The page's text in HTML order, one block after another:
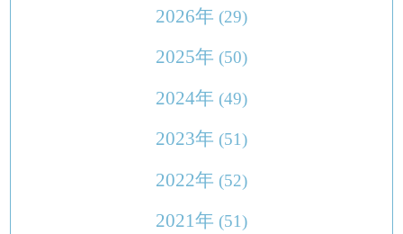
2026年 (29)
2025年 (50)
2024年 (49)
2023年 (51)
2022年 (52)
2021年 (51)